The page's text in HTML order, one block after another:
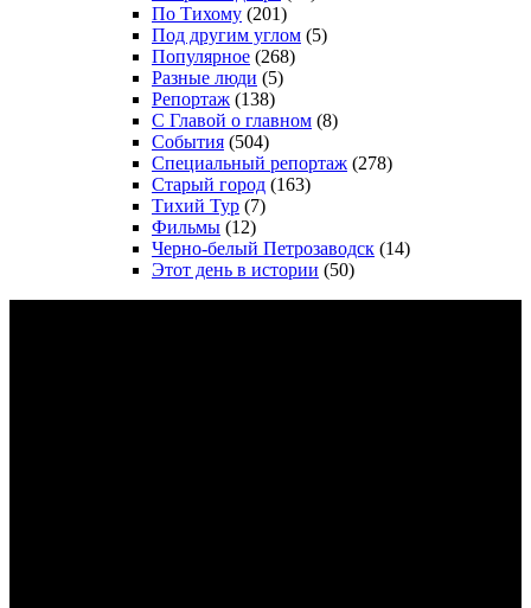
По Тихому (201)
Под другим углом (5)
Популярное (268)
Разные люди (5)
Репортаж (138)
С Главой о главном (8)
События (504)
Специальный репортаж (278)
Старый город (163)
Тихий Тур (7)
Фильмы (12)
Черно-белый Петрозаводск (14)
Этот день в истории (50)